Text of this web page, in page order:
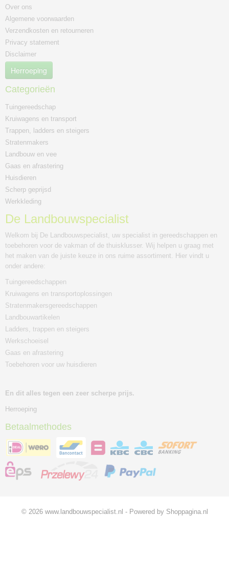
Over ons
Algemene voorwaarden
Verzendkosten en retourneren
Privacy statement
Disclaimer
Herroeping
Categorieën
Tuingereedschap
Kruiwagens en transport
Trappen, ladders en steigers
Stratenmakers
Landbouw en vee
Gaas en afrastering
Huisdieren
Scherp geprijsd
Werkkleding
De Landbouwspecialist
Welkom bij De Landbouwspecialist, uw specialist in gereedschappen en
toebehoren voor de vakman of de thuisklusser. Wij helpen u graag met
het maken van de juiste keuze in ons ruime assortiment. Hier vindt u
onder andere:
Tuingereedschappen
Kruiwagens en transportoplossingen
Stratenmakersgereedschappen
Landbouwartikelen
Ladders, trappen en steigers
Werkschoeisel
Gaas en afrastering
Toebehoren voor uw huisdieren
En dit alles tegen een zeer scherpe prijs.
Herroeping
Betaalmethodes
© 2026 www.landbouwspecialist.nl - Powered by Shoppagina.nl